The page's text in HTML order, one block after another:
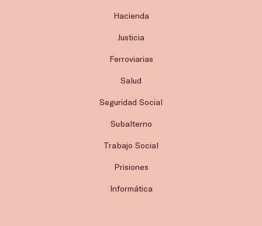
Hacienda
Justicia
Ferroviarias
Salud
Seguridad Social
Subalterno
Trabajo Social
Prisiones
Informática